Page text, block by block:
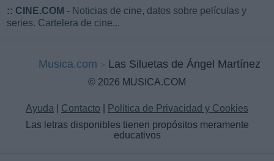
:: CINE.COM - Noticias de cine, datos sobre películas y
series. Cartelera de cine...
Musica.com Las Siluetas de Ángel Martínez
© 2026 MUSICA.COM
Ayuda Contacto
Política de Privacidad y Cookies
Las letras disponibles tienen propósitos meramente
educativos